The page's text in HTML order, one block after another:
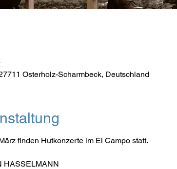
Osterholz-Scharmbeck, Deutschland
finden Hutkonzerte im El Campo statt.
HASSELMANN